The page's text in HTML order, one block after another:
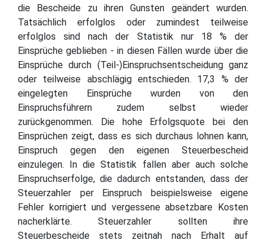
die Bescheide zu ihren Gunsten geändert wurden.
Tatsächlich erfolglos oder zumindest teilweise
erfolglos sind nach der Statistik nur 18 % der
Einsprüche geblieben - in diesen Fällen wurde über die
Einsprüche durch (Teil-)Einspruchsentscheidung ganz
oder teilweise abschlägig entschieden. 17,3 % der
eingelegten Einsprüche wurden von den
Einspruchsführern zudem selbst wieder
zurückgenommen. Die hohe Erfolgsquote bei den
Einsprüchen zeigt, dass es sich durchaus lohnen kann,
Einspruch gegen den eigenen Steuerbescheid
einzulegen. In die Statistik fallen aber auch solche
Einspruchserfolge, die dadurch entstanden, dass der
Steuerzahler per Einspruch beispielsweise eigene
Fehler korrigiert und vergessene absetzbare Kosten
nacherklärte. Steuerzahler sollten ihre
Steuerbescheide stets zeitnah nach Erhalt auf